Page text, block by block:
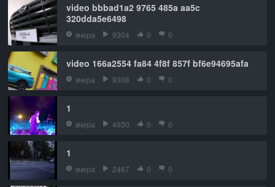
video bbbad1a2 9765 485a aa5c
320dda5e6498
вчера 9304 0 0
video 166a2554 fa84 4f8f 857f bf6e94695afa
вчера 9308 0 0
1
вчера 4930 0 0
1
вчера 2467 0 0